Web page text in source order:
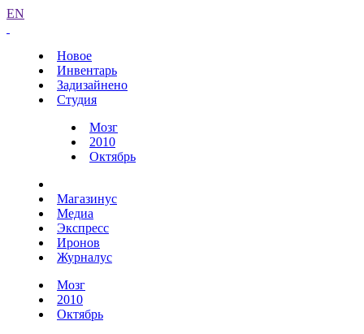
EN
Новое
Инвентарь
Задизайнено
Студия
Мозг
2010
Октябрь
Магазинус
Медиа
Экспресс
Иронов
Журналус
Мозг
2010
Октябрь